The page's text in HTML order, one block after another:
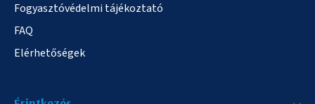
Fogyasztóvédelmi tájékoztató
FAQ
Elérhetőségek